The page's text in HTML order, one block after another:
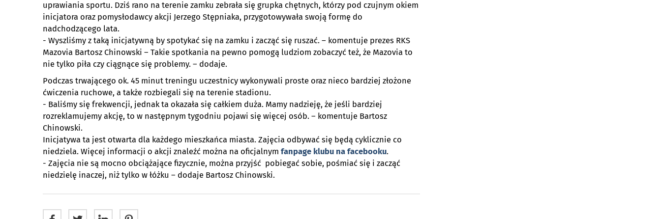
uprawiania sportu. Dziś rano na terenie zamku zebrała się grupka chętnych, którzy pod czujnym okiem
inicjatora oraz pomysłodawcy akcji Jerzego Stępniaka, przygotowywała swoją formę do
nadchodzącego lata.
- Wyszliśmy z taką inicjatywną by spotykać się na zamku i zacząć się ruszać. – komentuje prezes RKS
Mazovia Bartosz Chinowski – Takie spotkania na pewno pomogą ludziom zobaczyć też, że Mazovia to
nie tylko piła czy ciągnące się problemy. – dodaje.
Podczas trwającego ok. 45 minut treningu uczestnicy wykonywali proste oraz nieco bardziej złożone
ćwiczenia ruchowe, a także rozbiegali się na terenie stadionu.
- Baliśmy się frekwencji, jednak ta okazała się całkiem duża. Mamy nadzieję, że jeśli bardziej
rozreklamujemy akcję, to w następnym tygodniu pojawi się więcej osób. – komentuje Bartosz
Chinowski.
Inicjatywa ta jest otwarta dla każdego mieszkańca miasta. Zajęcia odbywać się będą cyklicznie co
niedziela. Więcej informacji o akcji znaleźć można na oficjalnym fanpage klubu na facebooku.
- Zajęcia nie są mocno obciążające fizycznie, można przyjść pobiegać sobie, pośmiać się i zacząć
niedzielę inaczej, niż tylko w łóżku – dodaje Bartosz Chinowski.